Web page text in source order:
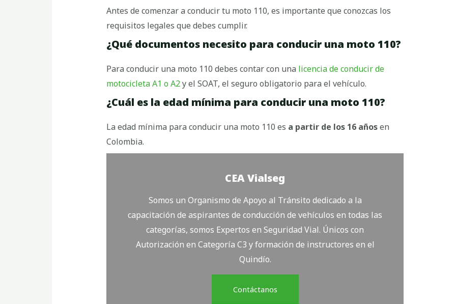
Antes de comenzar a conducir tu moto 110, es importante que conozcas los
requisitos legales que debes cumplir.
¿Qué documentos necesito para conducir una moto 110?
Para conducir una moto 110 debes contar con una licencia de conducir de
motocicleta A1 o A2y el SOAT, el seguro obligatorio para el vehículo.
¿Cuál es la edad mínima para conducir una moto 110?
La edad mínima para conducir una moto 110 es a partir de los 16 añosen
Colombia.
CEA Vialseg
Somos un Organismo de Apoyo al Tránsito dedicado a la
capacitación de aspirantes de conducción de vehículos en todas las
categorías, somos Expertos en Seguridad Vial. Únicos con
Autorización en Categoría C3 y formación de instructores en el
Quindío.
Contáctanos